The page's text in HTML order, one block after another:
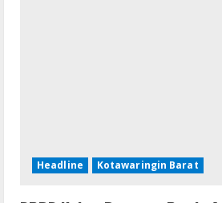
Headline Kotawaringin Barat